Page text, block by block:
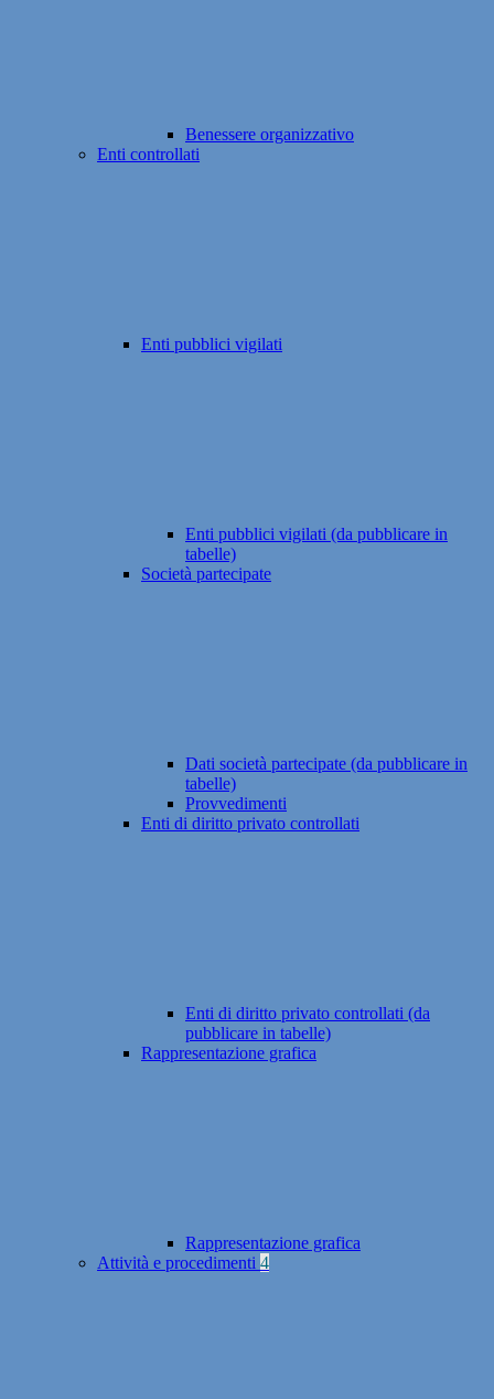
Benessere organizzativo
Enti controllati
Enti pubblici vigilati
Enti pubblici vigilati (da pubblicare in
tabelle)
Società partecipate
Dati società partecipate (da pubblicare in
tabelle)
Provvedimenti
Enti di diritto privato controllati
Enti di diritto privato controllati (da
pubblicare in tabelle)
Rappresentazione grafica
Rappresentazione grafica
Attività e procedimenti 4